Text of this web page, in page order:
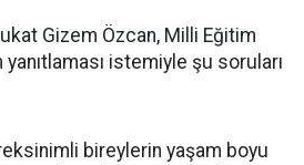
Gizem Özcan, Milli Eğitim
yanıtlaması istemiyle şu soruları
bireylerin yaşam boyu